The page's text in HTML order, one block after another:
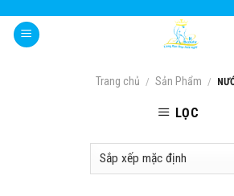
content
Trang chủ / Sản Phẩm /
LỌC